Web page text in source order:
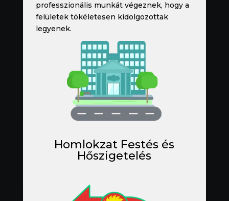
professzionális munkát végeznek, hogy a
felületek tökéletesen kidolgozottak
legyenek.
Homlokzat Festés és
Hőszigetelés